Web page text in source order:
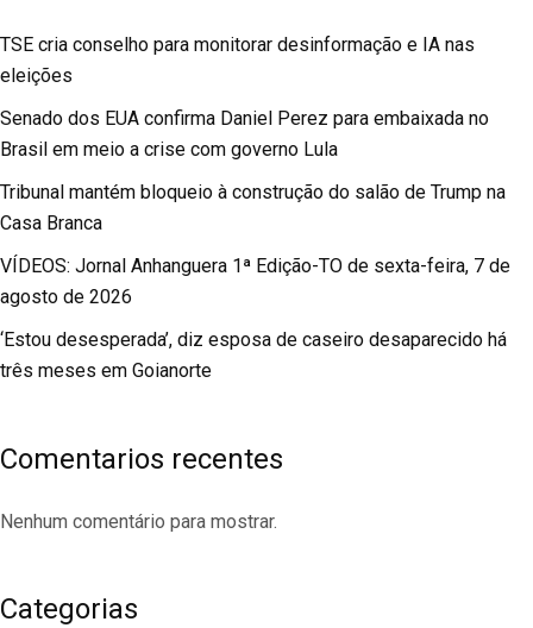
TSE cria conselho para monitorar desinformação e IA nas
eleições
Senado dos EUA confirma Daniel Perez para embaixada no
Brasil em meio a crise com governo Lula
Tribunal mantém bloqueio à construção do salão de Trump na
Casa Branca
VÍDEOS: Jornal Anhanguera 1ª Edição-TO de sexta-feira, 7 de
agosto de 2026
‘Estou desesperada’, diz esposa de caseiro desaparecido há
três meses em Goianorte
Comentarios recentes
Nenhum comentário para mostrar.
Categorias